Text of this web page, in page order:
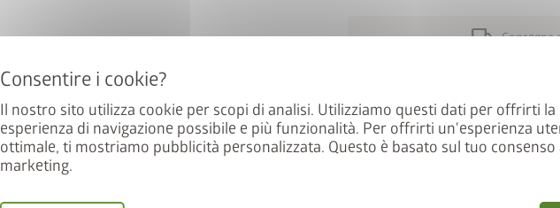
Il nostro sito utilizza cookie per scopi di analisi. Utilizziamo questi dati per offrirti la
esperienza di navigazione possibile e più funzionalità. Per offrirti un'esperienza
ottimale, ti mostriamo pubblicità personalizzata. Questo è basato sul tuo consenso
marketing.
local_shipping Consegna
Per un isolamento ottimale, la
con doppio vetro. Attenzione:
scorrimento del vetro acrilico